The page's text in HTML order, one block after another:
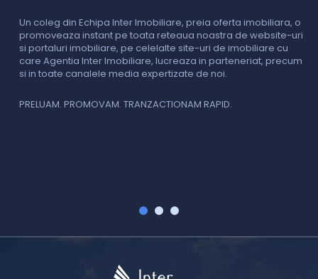
Un coleg din Echipa Inter Imobiliare, preia oferta imobiliara, o
promoveaza instant pe toata reteaua noastra de website-uri
si portaluri imobiliare, pe celelalte site-uri de imobiliare cu
care Agentia Inter Imobiliare, lucreaza in parteneriat, precum
si in toate canalele media expertizate de noi.
PRELUAM. PROMOVAM. TRANZACTIONAM RAPID.